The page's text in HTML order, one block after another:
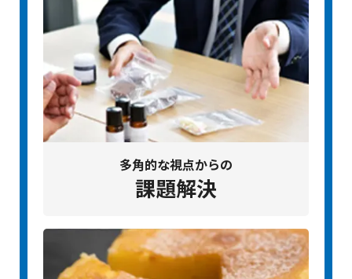
多角的な視点からの
課題解決